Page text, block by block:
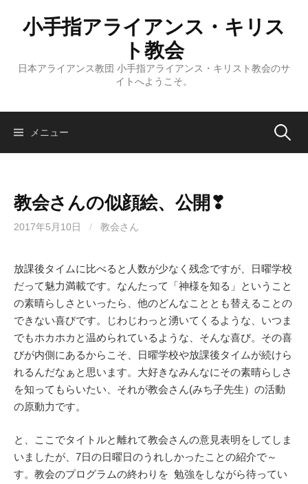
ス
小手指アライアンス・キリス
ト教会
日本アライアンス教団 小手指アライアンス・キリスト教会のサ
イトへようこそ。
メニュー 検
教会さんの似顔絵、公開❣
2017年5月10日 / 教会さん
放課後タイムに比べると人数が少なく残念ですが、日曜学校
だって魅力満載です。なんたって「神様を知る」ということ
の素晴らしさといったら、他のどんなこととも替えることの
できない喜びです。じわじわっと湧いてくるような、いつま
でもホカホカと温められているような、そんな喜び。その喜
びが内側にあるからこそ、日曜学校や放課後タイムが続けら
れるんだなぁと思います。大好きなみんなにその素晴らしさ
を知ってもらいたい、それが教会さん(みち子先生）の活動
の原動力です。
と、ここでタイトルと離れて教会さんの意見表明をしてしま
いましたが、7日の日曜日のうれしかったことの紹介で～
す。教会のプログラムの終わりを 勉強をしながら待ってい